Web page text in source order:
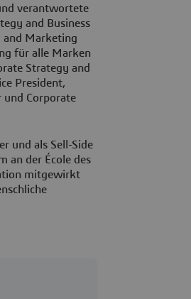
verantwortete
and Business
and Marketing
für alle Marken
Strategy and
President,
und Corporate
und als Sell-Side
an der École des
mitgewirkt